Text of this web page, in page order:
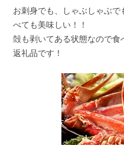
お刺身でも、しゃぶしゃぶ
べても美味しい！！
殻も剥いてある状態なので
返礼品です！